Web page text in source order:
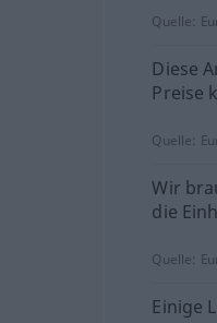
Quelle:
Diese
Preise
Quelle:
Wir
die
Quelle:
Einige